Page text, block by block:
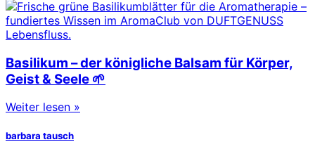
Basilikum – der königliche Balsam für Körper,
Geist & Seele 🌱
Weiter lesen »
barbara tausch